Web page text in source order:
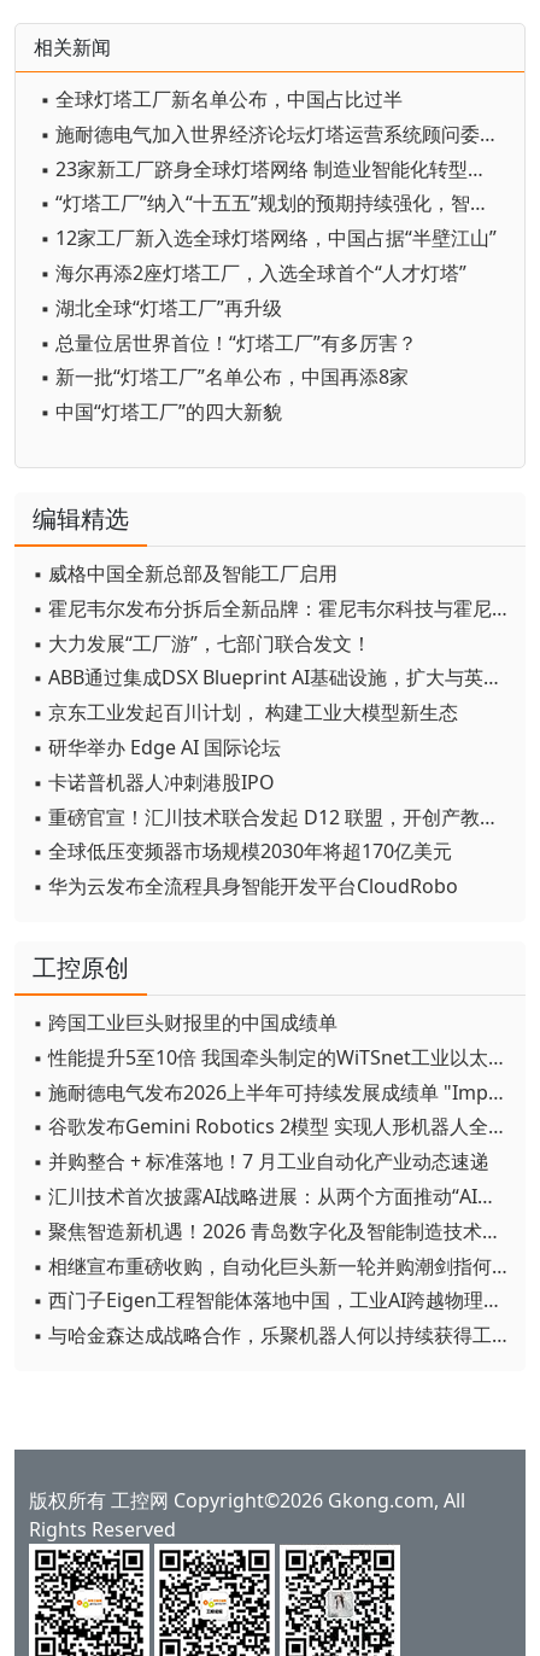
相关新闻
▪ 全球灯塔工厂新名单公布，中国占比过半
▪ 施耐德电气加入世界经济论坛灯塔运营系统顾问委员会，共推开源制造蓝图
▪ 23家新工厂跻身全球灯塔网络 制造业智能化转型加速
▪ “灯塔工厂”纳入“十五五”规划的预期持续强化，智能制造赛道受市场关注
▪ 12家工厂新入选全球灯塔网络，中国占据“半壁江山”
▪ 海尔再添2座灯塔工厂，入选全球首个“人才灯塔”
▪ 湖北全球“灯塔工厂”再升级
▪ 总量位居世界首位！“灯塔工厂”有多厉害？
▪ 新一批“灯塔工厂”名单公布，中国再添8家
▪ 中国“灯塔工厂”的四大新貌
编辑精选
▪ 威格中国全新总部及智能工厂启用
▪ 霍尼韦尔发布分拆后全新品牌：霍尼韦尔科技与霍尼韦尔航空航天
▪ 大力发展“工厂游”，七部门联合发文！
▪ ABB通过集成DSX Blueprint AI基础设施，扩大与英伟达的合作
▪ 京东工业发起百川计划， 构建工业大模型新生态
▪ 研华举办 Edge AI 国际论坛
▪ 卡诺普机器人冲刺港股IPO
▪ 重磅官宣！汇川技术联合发起 D12 联盟，开创产教融合新范式
▪ 全球低压变频器市场规模2030年将超170亿美元
▪ 华为云发布全流程具身智能开发平台CloudRobo
工控原创
▪ 跨国工业巨头财报里的中国成绩单
▪ 性能提升5至10倍 我国牵头制定的WiTSnet工业以太网国际标准正式发布
▪ 施耐德电气发布2026上半年可持续发展成绩单 "Impact 2030"路线图开局稳健
▪ 谷歌发布Gemini Robotics 2模型 实现人形机器人全身智能控制突破
▪ 并购整合 + 标准落地！7 月工业自动化产业动态速递
▪ 汇川技术首次披露AI战略进展：从两个方面推动“AI业务化”落地
▪ 聚焦智造新机遇！2026 青岛数字化及智能制造技术论坛圆满落幕
▪ 相继宣布重磅收购，自动化巨头新一轮并购潮剑指何方？
▪ 西门子Eigen工程智能体落地中国，工业AI跨越物理世界“确定性”拐点
▪ 与哈金森达成战略合作，乐聚机器人何以持续获得工业巨头青睐？
版权所有 工控网 Copyright©2026 Gkong.com, All
Rights Reserved